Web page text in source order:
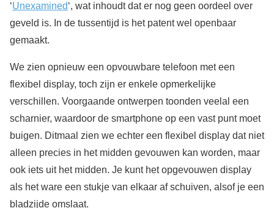
‘Unexamined‘, wat inhoudt dat er nog geen oordeel over
geveld is. In de tussentijd is het patent wel openbaar
gemaakt.
We zien opnieuw een opvouwbare telefoon met een
flexibel display, toch zijn er enkele opmerkelijke
verschillen. Voorgaande ontwerpen toonden veelal een
scharnier, waardoor de smartphone op een vast punt moet
buigen. Ditmaal zien we echter een flexibel display dat niet
alleen precies in het midden gevouwen kan worden, maar
ook iets uit het midden. Je kunt het opgevouwen display
als het ware een stukje van elkaar af schuiven, alsof je een
bladzijde omslaat.